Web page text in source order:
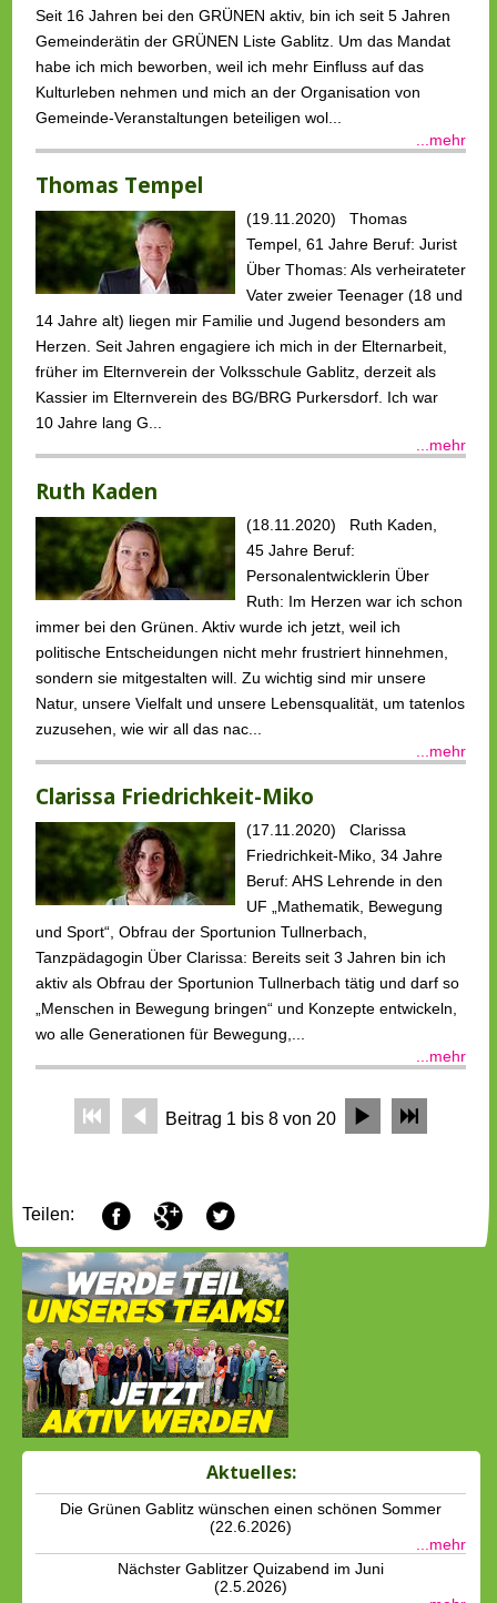
Seit 16 Jahren bei den GRÜNEN aktiv, bin ich seit 5 Jahren
Gemeinderätin der GRÜNEN Liste Gablitz. Um das Mandat
habe ich mich beworben, weil ich mehr Einfluss auf das
Kulturleben nehmen und mich an der Organisation von
Gemeinde-Veranstaltungen beteiligen wol...
...mehr
Thomas Tempel
(19.11.2020) Thomas
Tempel, 61 Jahre Beruf: Jurist
Über Thomas: Als verheirateter
Vater zweier Teenager (18 und
14 Jahre alt) liegen mir Familie und Jugend besonders am
Herzen. Seit Jahren engagiere ich mich in der Elternarbeit,
früher im Elternverein der Volksschule Gablitz, derzeit als
Kassier im Elternverein des BG/BRG Purkersdorf. Ich war
10 Jahre lang G...
...mehr
Ruth Kaden
(18.11.2020) Ruth Kaden,
45 Jahre Beruf:
Personalentwic­klerin Über
Ruth: Im Herzen war ich schon
immer bei den Grünen. Aktiv wurde ich jetzt, weil ich
politische Entscheidungen nicht mehr frustriert hinnehmen,
sondern sie mitgestalten will. Zu wichtig sind mir unsere
Natur, unsere Vielfalt und unsere Lebensqualität, um tatenlos
zuzusehen, wie wir all das nac...
...mehr
Clarissa Friedrichkeit-Miko
(17.11.2020) Clarissa
Friedrichkeit-Miko, 34 Jahre
Beruf: AHS Lehrende in den
UF „Mathematik, Bewegung
und Sport“, Obfrau der Sportunion Tullnerbach,
Tanzpädagogin Über Clarissa: Bereits seit 3 Jahren bin ich
aktiv als Obfrau der Sportunion Tullnerbach tätig und darf so
„Menschen in Bewegung bringen“ und Konzepte entwickeln,
wo alle Generationen für Bewegung,...
...mehr
r b Beitrag 1 bis 8 von 20 f c
Teilen: F G T
Aktuelles:
Die Grünen Gablitz wünschen einen schönen Sommer
(22.6.2026)
...mehr
Nächster Gablitzer Quizabend im Juni
(2.5.2026)